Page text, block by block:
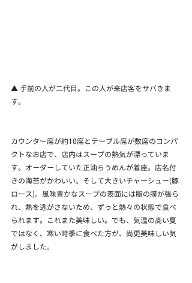
▲ 手前の人が二代目。この人が来店客をサバきま
す。
カウンター席が約10席とテーブル席が数席のコンパ
クトなお店で、店内はスープの熱気が漂っていま
す。オーダーしていた正油らうめんが着座。店名付
きの海苔がかわいい。そして大きいチャーシュー(豚
ロース)。風味豊かなスープの表面には脂の膜が張ら
れ、熱を逃がさないため、ずっと熱々の状態で食べ
られます。これまた美味しい。でも、気温の高い夏
ではなく、寒い時季に食べた方が、尚更美味しい気
がしました。